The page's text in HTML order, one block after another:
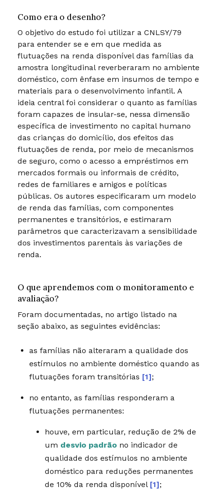
Como era o desenho?
O objetivo do estudo foi utilizar a CNLSY/79
para entender se e em que medida as
flutuações na renda disponível das famílias da
amostra longitudinal reverberaram no ambiente
doméstico, com ênfase em insumos de tempo e
materiais para o desenvolvimento infantil. A
ideia central foi considerar o quanto as famílias
foram capazes de insular-se, nessa dimensão
específica de investimento no capital humano
das crianças do domicílio, dos efeitos das
flutuações de renda, por meio de mecanismos
de seguro, como o acesso a empréstimos em
mercados formais ou informais de crédito,
redes de familiares e amigos e políticas
públicas. Os autores especificaram um modelo
de renda das famílias, com componentes
permanentes e transitórios, e estimaram
parâmetros que caracterizavam a sensibilidade
dos investimentos parentais às variações de
renda.
O que aprendemos com o monitoramento e
avaliação?
Foram documentadas, no artigo listado na
seção abaixo, as seguintes evidências:
as famílias não alteraram a qualidade dos
estímulos no ambiente doméstico quando as
flutuações foram transitórias [1];
no entanto, as famílias responderam a
flutuações permanentes:
houve, em particular, redução de 2% de
um desvio padrãono indicador de
qualidade dos estímulos no ambiente
doméstico para reduções permanentes
de 10% da renda disponível [1];